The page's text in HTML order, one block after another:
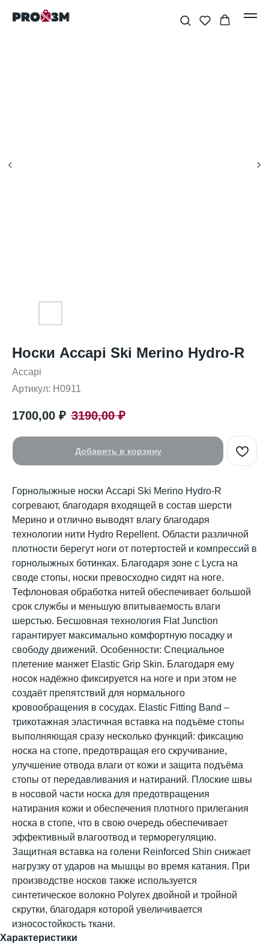
Носки Accapi Ski Merino Hydro-R
Accapi
Артикул: H0911
1700,00 ₽ 3190,00 ₽
Добавить в корзину
Горнолыжные носки Accapi Ski Merino Hydro-R
согревают, благодаря входящей в состав шерсти
Мерино и отлично выводят влагу благодаря
технологии нити Hydro Repellent. Области различной
плотности берегут ноги от потертостей и компрессий в
горнолыжных ботинках. Благодаря зоне с Lycra на
своде стопы, носки превосходно сидят на ноге.
Тефлоновая обработка нитей обеспечивает большой
срок службы и меньшую впитываемость влаги
шерстью. Бесшовная технология Flat Junction
гарантирует максимально комфортную посадку и
свободу движений. Особенности: Специальное
плетение манжет Elastic Grip Skin. Благодаря ему
носок надёжно фиксируется на ноге и при этом не
создаёт препятствий для нормального
кровообращения в сосудах. Elastic Fitting Band –
трикотажная эластичная вставка на подъёме стопы
выполняющая сразу несколько функций: фиксацию
носка на стопе, предотвращая его скручивание,
улучшение отвода влаги от кожи и защита подъёма
стопы от передавливания и натираний. Плоские швы
в носовой части носка для предотвращения
натирания кожи и обеспечения плотного прилегания
носка в стопе, что в свою очередь обеспечивает
эффективный влагоотвод и терморегуляцию.
Защитная вставка на голени Reinforced Shin снижает
нагрузку от ударов на мышцы во время катания. При
производстве носков также используется
синтетическое волокно Polyrex двойной и тройной
скрутки, благодаря которой увеличивается
износостойкость ткани.
Характеристики